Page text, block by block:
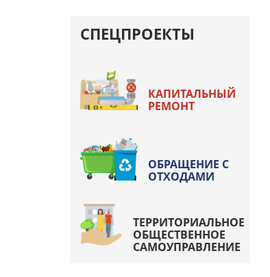
СПЕЦПРОЕКТЫ
КАПИТАЛЬНЫЙ
РЕМОНТ
ОБРАЩЕНИЕ С
ОТХОДАМИ
ТЕРРИТОРИАЛЬНОЕ
ОБЩЕСТВЕННОЕ
САМОУПРАВЛЕНИЕ